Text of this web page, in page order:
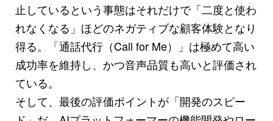
止しているという事態はそれだけで「二度と使わ
れなくなる」ほどのネガティブな顧客体験となり
得る。「通話代行（Call for Me）」は極めて高い
成功率を維持し、かつ音声品質も高いと評価され
ている。
そして、最後の評価ポイントが「開発のスピー